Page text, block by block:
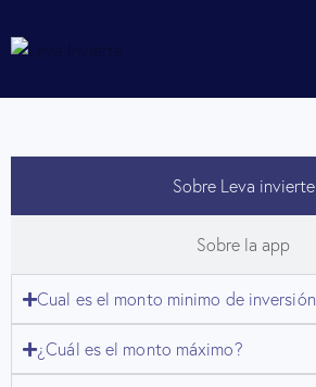
Sobre Leva invierte
Sobre la app
Cual es el monto minimo de inversión
¿Cuál es el monto máximo?